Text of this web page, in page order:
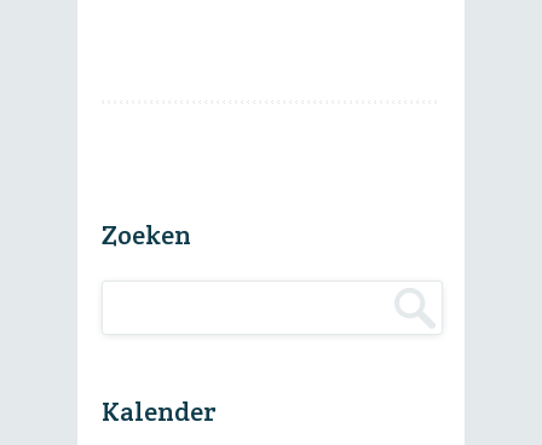
Zoeken
Kalender